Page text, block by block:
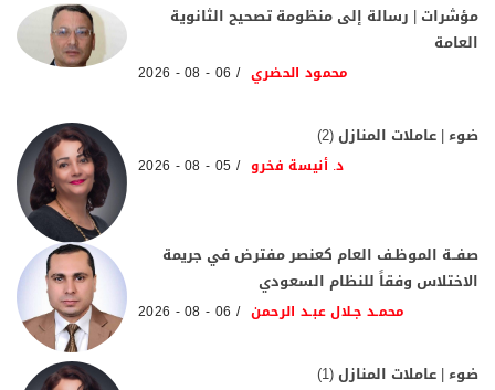
مؤشرات | رسالة إلى منظومة تصحيح الثانوية
العامة
محمود الحضري 06 - 08 - 2026
ضوء | عاملات المنازل (2)
د. أنيسة فخرو 05 - 08 - 2026
صفــة الموظـف العام كعنصر مفترض في جريمة
الاختلاس وفقاً للنظام السعودي
محمـد جـلال عبـد الرحمن 06 - 08 - 2026
ضوء | عاملات المنازل (1)